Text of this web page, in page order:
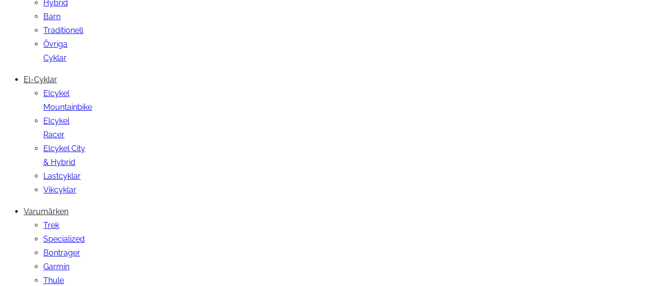
Hybrid
Barn
Traditionell
Övriga
Cyklar
El-Cyklar
Elcykel
Mountainbike
Elcykel
Racer
Elcykel City
& Hybrid
Lastcyklar
Vikcyklar
Varumärken
Trek
Specialized
Bontrager
Garmin
Thule